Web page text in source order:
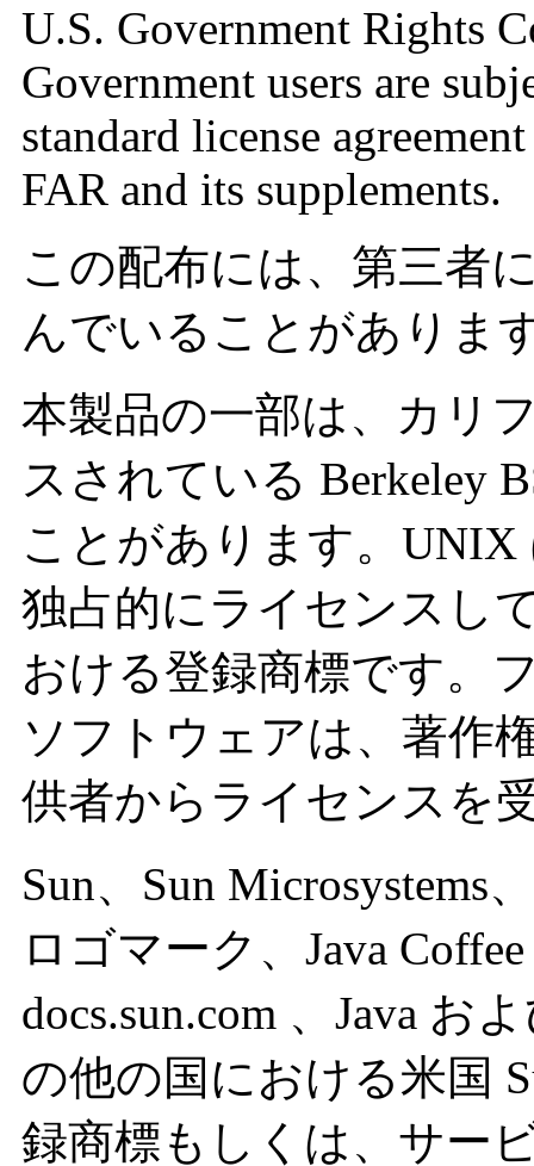
U.S. Government Rights
Government users are
standard license
FAR and its supplements.
この配布には、第三者
んでいることがありま
本製品の一部は、カリ
スされている Berkeley
ことがあります。UNIX
独占的にライセンスし
おける登録商標です。
ソフトウェアは、著作
供者からライセンスを
Sun、Sun Microsystems
ロゴマーク、Java
docs.sun.com 、Java お
の他の国における米国
録商標もしくは、サー